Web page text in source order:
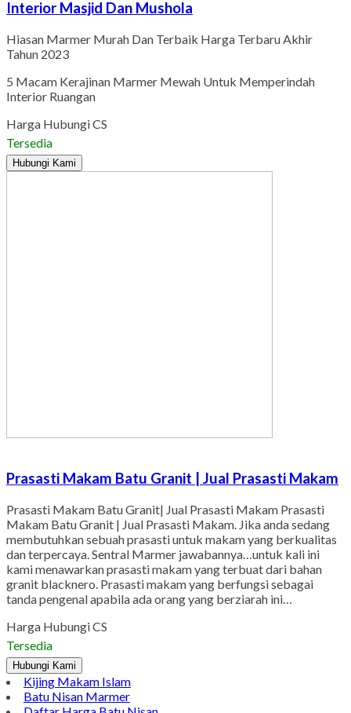
Interior Masjid Dan Mushola
Hiasan Marmer Murah Dan Terbaik Harga Terbaru Akhir
Tahun 2023
5 Macam Kerajinan Marmer Mewah Untuk Memperindah
Interior Ruangan
Harga Hubungi CS
Tersedia
Hubungi Kami
Prasasti Makam Batu Granit | Jual Prasasti Makam
Prasasti Makam Batu Granit| Jual Prasasti Makam Prasasti
Makam Batu Granit | Jual Prasasti Makam. Jika anda sedang
membutuhkan sebuah prasasti untuk makam yang berkualitas
dan terpercaya. Sentral Marmer jawabannya…untuk kali ini
kami menawarkan prasasti makam yang terbuat dari bahan
granit blacknero. Prasasti makam yang berfungsi sebagai
tanda pengenal apabila ada orang yang berziarah ini…
Harga Hubungi CS
Tersedia
Hubungi Kami
Kijing Makam Islam
Batu Nisan Marmer